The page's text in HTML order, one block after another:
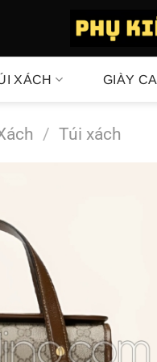
XÁCH GIÀY
/ Túi xách